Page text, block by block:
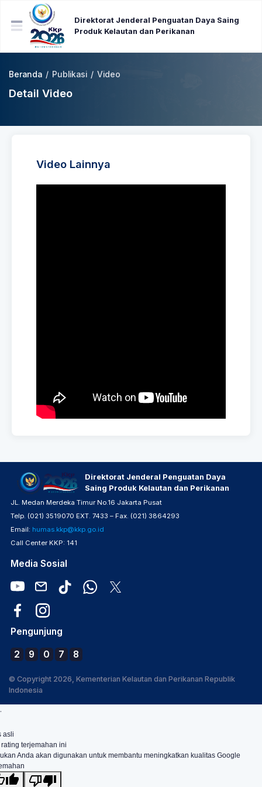
Direktorat Jenderal Penguatan Daya Saing
Produk Kelautan dan Perikanan
Beranda / Publikasi / Video
Detail Video
Video Lainnya
Direktorat Jenderal Penguatan Daya
Saing Produk Kelautan dan Perikanan
JL. Medan Merdeka Timur No.16 Jakarta Pusat
Telp. (021) 3519070 EXT. 7433 – Fax. (021) 3864293
Email: humas.kkp@kkp.go.id
Call Center KKP: 141
Media Sosial
Pengunjung
2 9 0 7 8
© Copyright 2026, Kementerian Kelautan dan Perikanan Republik
Indonesia
.
asli
terjemahan ini
Anda akan digunakan untuk membantu meningkatkan kualitas Google